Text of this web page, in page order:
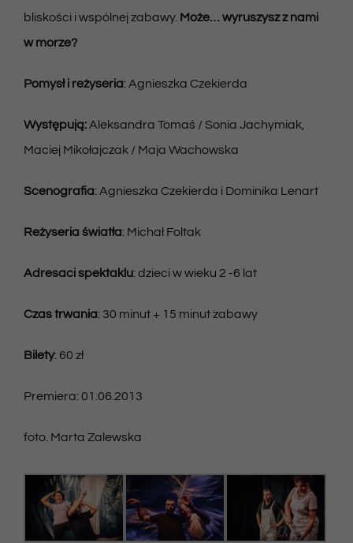
bliskości i wspólnej zabawy. Może… wyruszysz z nami
w morze?
Pomysł i reżyseria: Agnieszka Czekierda
Występują:Aleksandra Tomaś / Sonia Jachymiak,
Maciej Mikołajczak / Maja Wachowska
Scenografia: Agnieszka Czekierda i Dominika Lenart
Reżyseria światła: Michał Foltak
Adresaci spektaklu: dzieci w wieku 2 -6 lat
Czas trwania: 30 minut + 15 minut zabawy
Bilety: 60 zł
Premiera: 01.06.2013
foto. Marta Zalewska